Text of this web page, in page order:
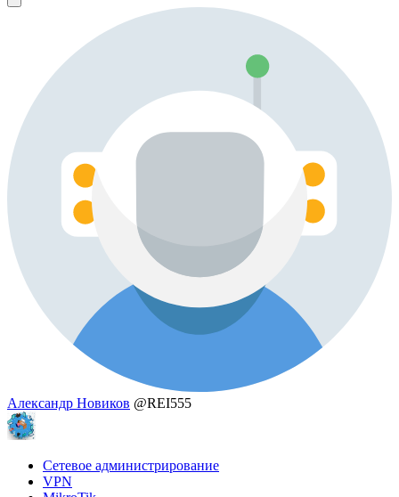
Александр Новиков @REI555
Сетевое администрирование
VPN